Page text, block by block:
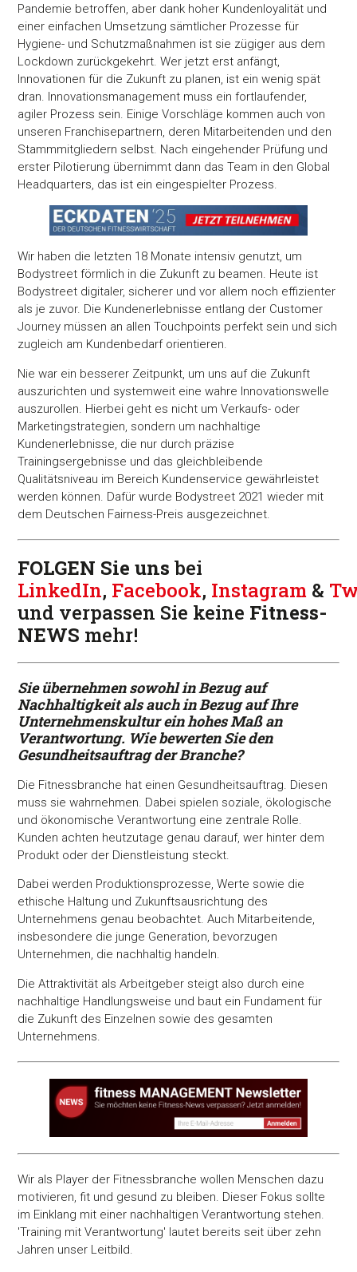
Pandemie betroffen, aber dank hoher Kundenloyalität und
einer einfachen Umsetzung sämtlicher Prozesse für
Hygiene- und Schutzmaßnahmen ist sie zügiger aus dem
Lockdown zurückgekehrt. Wer jetzt erst anfängt,
Innovationen für die Zukunft zu planen, ist ein wenig spät
dran. Innovationsmanagement muss ein fortlaufender,
agiler Prozess sein. Einige Vorschläge kommen auch von
unseren Franchisepartnern, deren Mitarbeitenden und den
Stammmitgliedern selbst. Nach eingehender Prüfung und
erster Pilotierung übernimmt dann das Team in den Global
Headquarters, das ist ein eingespielter Prozess.
Wir haben die letzten 18 Monate intensiv genutzt, um
Bodystreet förmlich in die Zukunft zu beamen. Heute ist
Bodystreet digitaler, sicherer und vor allem noch effizienter
als je zuvor. Die Kundenerlebnisse entlang der Customer
Journey müssen an allen Touchpoints perfekt sein und sich
zugleich am Kundenbedarf orientieren.
Nie war ein besserer Zeitpunkt, um uns auf die Zukunft
auszurichten und systemweit eine wahre Innovationswelle
auszurollen. Hierbei geht es nicht um Verkaufs- oder
Marketingstrategien, sondern um nachhaltige
Kundenerlebnisse, die nur durch präzise
Trainingsergebnisse und das gleichbleibende
Qualitätsniveau im Bereich Kundenservice gewährleistet
werden können. Dafür wurde Bodystreet 2021 wieder mit
dem Deutschen Fairness-Preis ausgezeichnet.
FOLGEN Sie uns bei
LinkedIn, Facebook, Instagram &
und verpassen Sie keine Fitness-
NEWS mehr!
Sie übernehmen sowohl in Bezug auf
Nachhaltigkeit als auch inBezug auf Ihre
Unternehmenskultur ein hohes Maß an
Verantwortung. Wie bewerten Sie den
Gesundheitsauftrag der Branche?
Die Fitnessbranche hat einen Gesundheitsauftrag. Diesen
muss sie wahrnehmen. Dabei spielen soziale, ökologische
und ökonomische Verantwortung eine zentrale Rolle.
Kunden achten heutzutage genau darauf, wer hinter dem
Produkt oder der Dienstleistung steckt.
Dabei werden Produktionsprozesse, Werte sowie die
ethische Haltung und Zukunftsausrichtung des
Unternehmens genau beobachtet. Auch Mitarbeitende,
insbesondere die junge Generation, bevorzugen
Unternehmen, die nachhaltig handeln.
Die Attraktivität als Arbeitgeber steigt also durch eine
nachhaltige Handlungsweise und baut ein Fundament für
die Zukunft des Einzelnen sowie des gesamten
Unternehmens.
Wir als Player der Fitnessbranche wollen Menschen dazu
motivieren, fit und gesund zu bleiben. Dieser Fokus sollte
im Einklang mit einer nachhaltigen Verantwortung stehen.
'Training mit Verantwortung' lautet bereits seit über zehn
Jahren unser Leitbild.